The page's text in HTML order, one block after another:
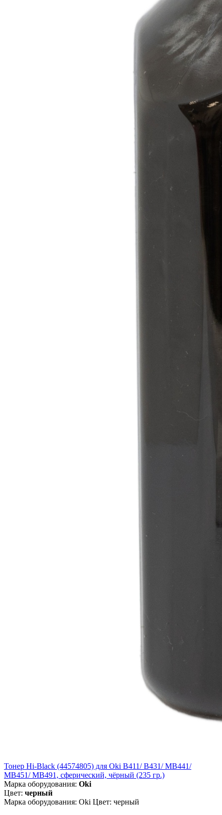
Тонер Hi-Black (44574805) для Oki B411/ B431/ MB441/
MB451/ MB491, сферический, чёрный (235 гр.)
Марка оборудования: Oki
Цвет: черный
Марка оборудования: Oki Цвет: черный